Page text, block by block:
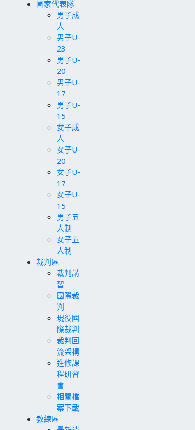
國家代表隊
男子成
人
男子U-
23
男子U-
20
男子U-
17
男子U-
15
女子成
人
女子U-
20
女子U-
17
女子U-
15
男子五
人制
女子五
人制
裁判區
裁判講
習
國際裁
判
現役國
際裁判
裁判回
流架構
進修課
程研習
會
相關檔
案下載
教練區